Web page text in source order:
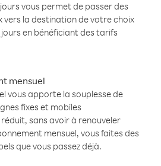
vous permet de passer des
la destination de votre choix
en bénéficiant des tarifs
mensuel
vous apporte la souplesse de
fixes et mobiles
sans avoir à renouveler
mensuel, vous faites des
que vous passez déjà.